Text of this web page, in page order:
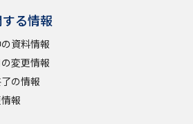
る情報
資料情報
変更情報
の情報
報